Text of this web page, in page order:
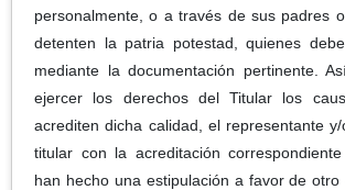
personalmente, o a través de sus padres
detenten la patria potestad, quienes
mediante la documentación pertinente.
ejercer los derechos del Titular los
acrediten dicha calidad, el representante
titular con la acreditación
han hecho una estipulación a favor de